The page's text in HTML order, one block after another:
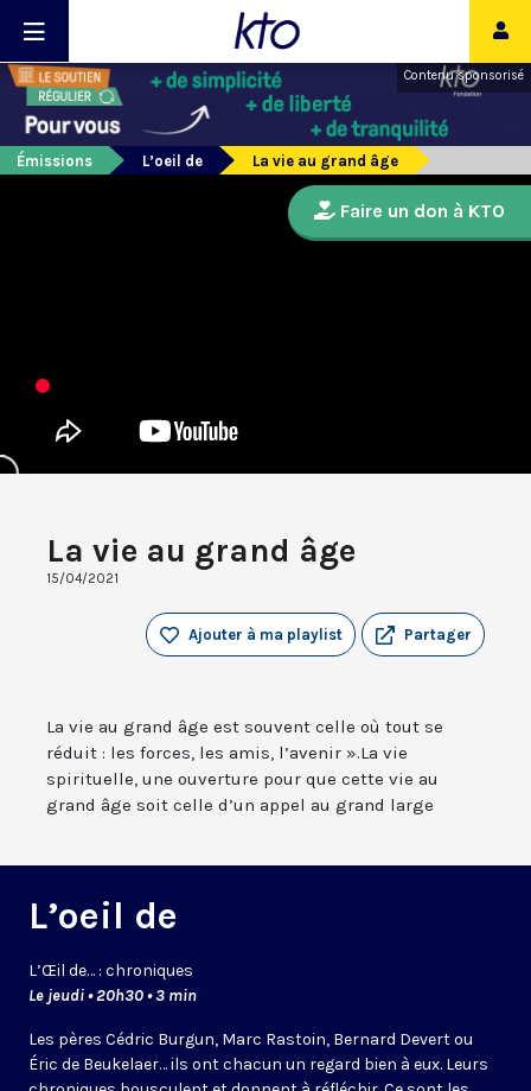
Contenu sponsorisé
Émissions L’oeil de La vie au grand âge
La vie au grand âge
15/04/2021
Partager
Ajouter à ma playlist
La vie au grand âge est souvent celle où tout se
réduit : les forces, les amis, l’avenir ».La vie
spirituelle, une ouverture pour que cette vie au
grand âge soit celle d’un appel au grand large
L’oeil de
L’Œil de… : chroniques
Le jeudi • 20h30 • 3 min
Les pères Cédric Burgun, Marc Rastoin, Bernard Devert ou
Éric de Beukelaer… ils ont chacun un regard bien à eux. Leurs
Faire un don à KTO